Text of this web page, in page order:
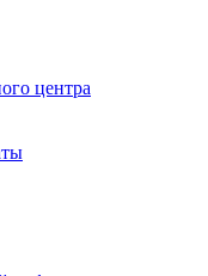
центра